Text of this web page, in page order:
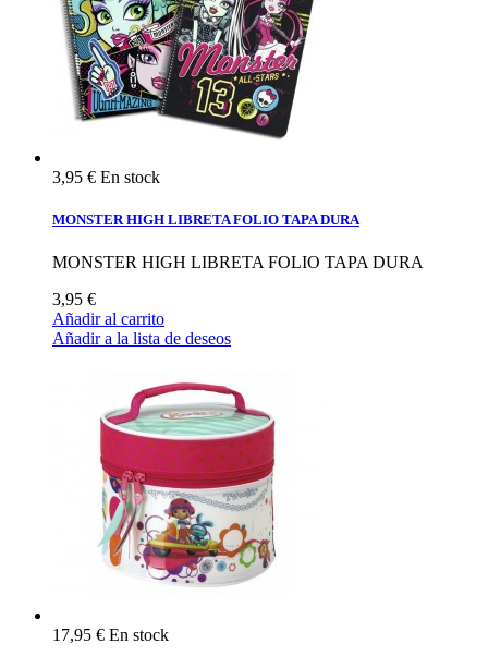
3,95 € En stock
MONSTER HIGH LIBRETA FOLIO TAPA DURA
MONSTER HIGH LIBRETA FOLIO TAPA DURA
3,95 €
Añadir al carrito
Añadir a la lista de deseos
17,95 € En stock